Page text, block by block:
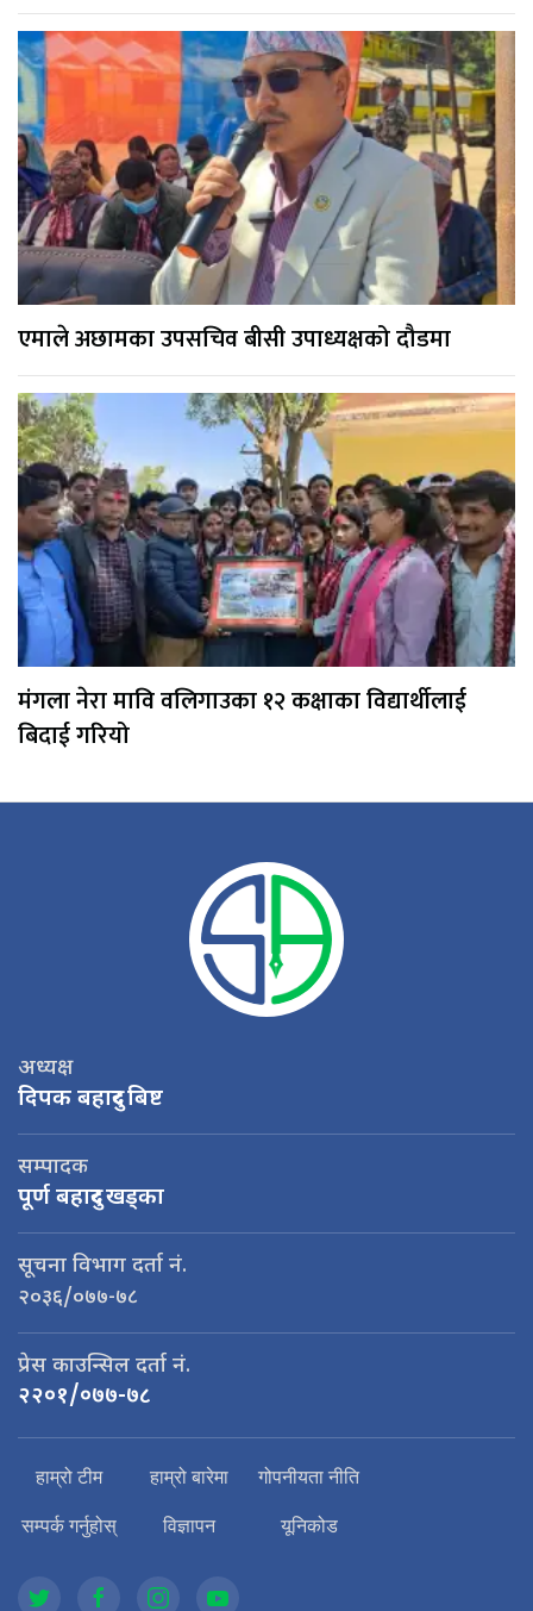
एमाले अछामका उपसचिव बीसी उपाध्यक्षको दौडमा
मंगला नेरा मावि वलिगाउका १२ कक्षाका विद्यार्थीलाई
बिदाई गरियो
अध्यक्ष
दिपक बहादुर बिष्ट
सम्पादक
पूर्ण बहादुर खड्का
सूचना विभाग दर्ता नं.
२०३६/०७७-७८
प्रेस काउन्सिल दर्ता नं.
२२०१/०७७-७८
हाम्रो टीम हाम्रो बारेमा गोपनीयता नीति
सम्पर्क गर्नुहोस् विज्ञापन यूनिकोड